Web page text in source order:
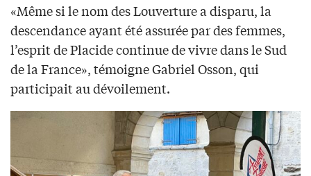
«Même si le nom des Louverture a disparu, la
descendance ayant été assurée par des femmes,
l’esprit de Placide continue de vivre dans le Sud
de la France», témoigne Gabriel Osson, qui
participait au dévoilement.